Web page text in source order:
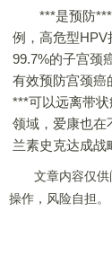
***是预防***
例，高危型HPV
99.7%的子宫颈
有效预防宫颈癌
***可以远离带
领域，爱康也在
兰素史克达成战
文章内容仅供
操作，风险自担。